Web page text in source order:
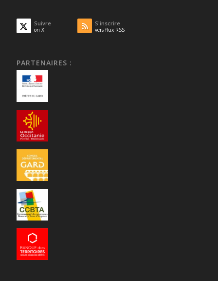
Suivre
on X
S'inscrire
vers flux RSS
PARTENAIRES :